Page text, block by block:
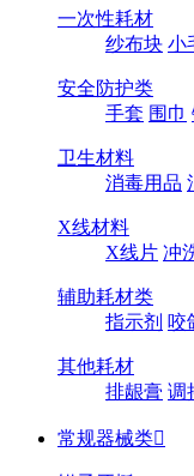
一次性耗材
纱布块 小
安全防护类
手套 围巾
卫生材料
消毒用品
X线材料
X线片 冲
辅助耗材类
指示剂 咬
其他耗材
排龈膏 调
常规器械类